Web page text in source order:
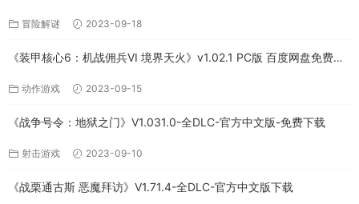
冒险解谜 2023-09-18
《装甲核心6：机战佣兵VI 境界天火》v1.02.1 PC版 百度网盘免费下
动作游戏 2023-09-15
《战争号令：地狱之门》V1.031.0-全DLC-官方中文版-免费下载
射击游戏 2023-09-10
《战栗通古斯 恶魔拜访》V1.71.4-全DLC-官方中文版下载